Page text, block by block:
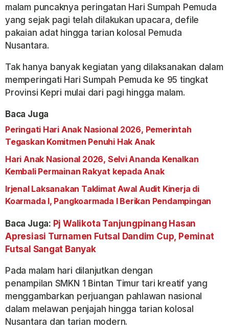
malam puncaknya peringatan Hari Sumpah Pemuda
yang sejak pagi telah dilakukan upacara, defile
pakaian adat hingga tarian kolosal Pemuda
Nusantara.
Tak hanya banyak kegiatan yang dilaksanakan dalam
memperingati Hari Sumpah Pemuda ke 95 tingkat
Provinsi Kepri mulai dari pagi hingga malam.
Baca Juga
Peringati Hari Anak Nasional 2026, Pemerintah
Tegaskan Komitmen Penuhi Hak Anak
Hari Anak Nasional 2026, Selvi Ananda Kenalkan
Kembali Permainan Rakyat kepada Anak
Irjenal Laksanakan Taklimat Awal Audit Kinerja di
Koarmada I, Pangkoarmada I Berikan Pendampingan
Baca Juga: Pj Walikota Tanjungpinang Hasan
Apresiasi Turnamen Futsal Dandim Cup, Peminat
Futsal Sangat Banyak
Pada malam hari dilanjutkan dengan
penampilan SMKN 1 Bintan Timur tari kreatif yang
menggambarkan perjuangan pahlawan nasional
dalam melawan penjajah hingga tarian kolosal
Nusantara dan tarian modern.